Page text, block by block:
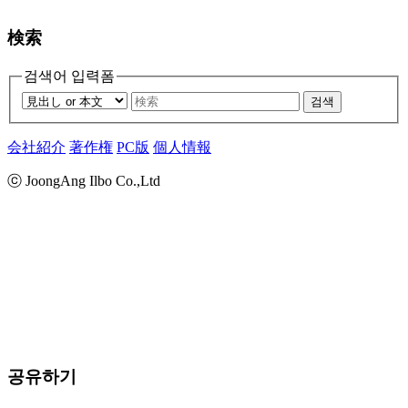
検索
검색어 입력폼
검색
会社紹介 著作権 PC版 個人情報
ⓒ JoongAng Ilbo Co.,Ltd
공유하기